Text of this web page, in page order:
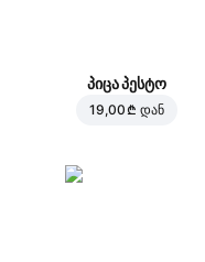
პიცა პესტო
19,00 ₾ დან